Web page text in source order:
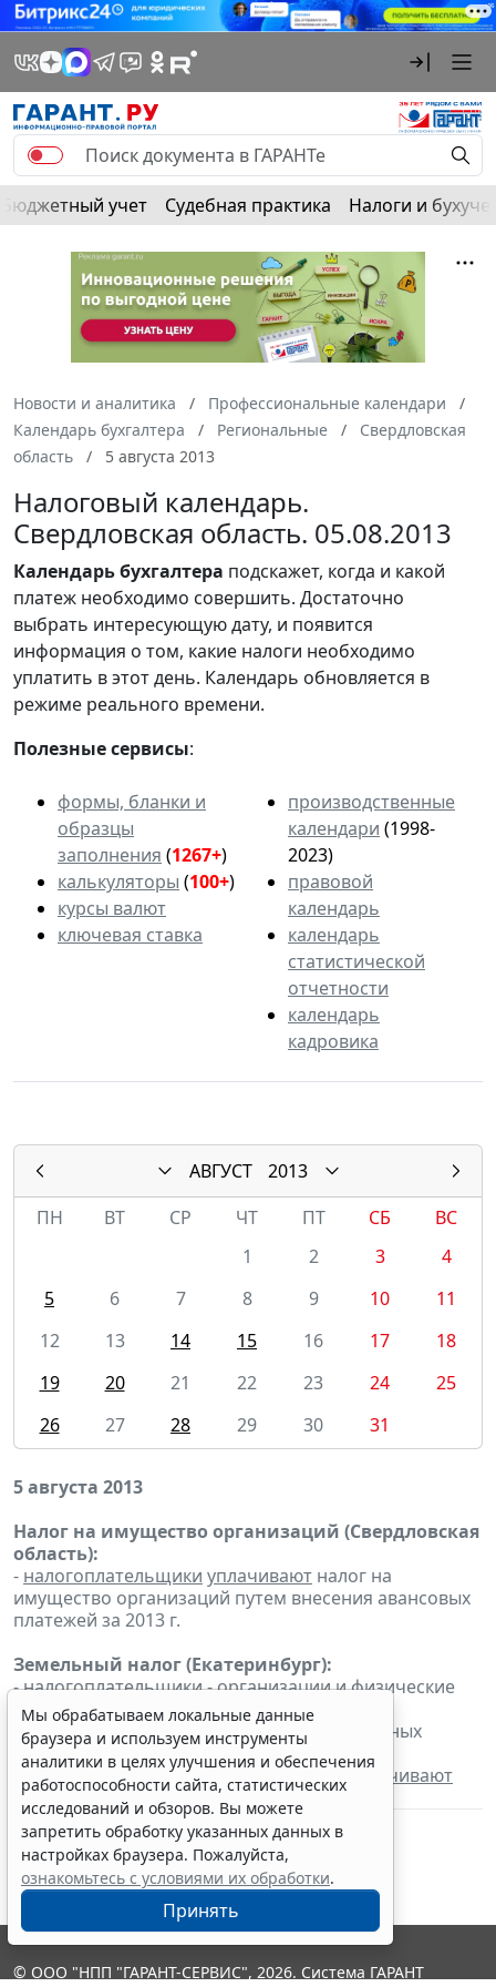
Бюджетный учет Судебная практика Налоги и
Новости и аналитика
Профессиональные календари
Календарь бухгалтера
Региональные
Свердловская
область
5 августа 2013
Налоговый календарь.
Свердловская область. 05.08.2013
Календарьбухгалтера подскажет, когда и какой
платеж необходимо совершить. Достаточно
выбрать интересующую дату, и появится
информация о том, какие налоги необходимо
уплатить в этот день. Календарь обновляется в
режиме реального времени.
Полезные сервисы:
формы, бланки и
образцы
заполнения (1267+)
калькуляторы (100+)
курсы валют
ключевая ставка
производственные
календари (1998-
2023)
правовой
календарь
календарь
статистической
отчетности
календарь
кадровика
АВГУСТ
2013
ПН
ВТ СР ЧТ ПТ СБ
ВС
1
2 3
4
5
6 7 8 9 10
11
12
13 14 15 16 17
18
19
20 21 22 23 24
25
26
27 28 29 30 31
5 августа 2013
Налог на имущество организаций (Свердловская
область):
- налогоплательщики уплачивают налог на
имущество организаций путем внесения авансовых
платежей за 2013 г.
Земельный налог (Екатеринбург):
- налогоплательщики - организации и физические
лица, являющиеся индивидуальными
предпринимателями, в отношении земельных
участков, используемых ими в
предпринимательской деятельности,уплачивают
авансовый платеж по налогу за 2013 г.
Мы обрабатываем локальные данные
браузера и используем инструменты
аналитики в целях улучшения и обеспечения
работоспособности сайта, статистических
исследований и обзоров. Вы можете
запретить обработку указанных данных в
настройках браузера. Пожалуйста,
ознакомьтесь с условиями их обработки.
Принять
© ООО "НПП "ГАРАНТ-СЕРВИС", 2026. Система ГАРАНТ